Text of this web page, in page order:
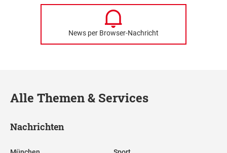
News per Browser-Nachricht
Alle Themen & Services
Nachrichten